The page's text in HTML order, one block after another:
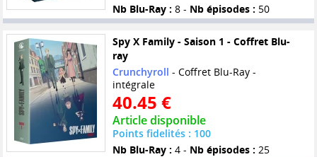
Nb Blu-Ray : 8 - Nb épisodes : 50
Spy X Family - Saison 1 - Coffret Blu-
ray
Crunchyroll - Coffret Blu-Ray -
intégrale
40.45 €
Article disponible
Points fidelités : 100
Nb Blu-Ray : 4 - Nb épisodes : 25